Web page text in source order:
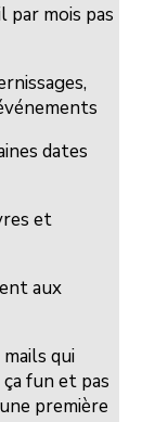
mois pas
dates
et
aux
mails qui
ça fun et pas
première